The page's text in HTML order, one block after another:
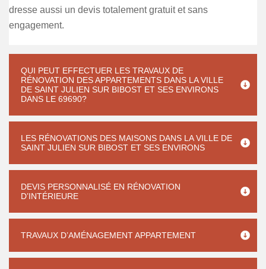
dresse aussi un devis totalement gratuit et sans
engagement.
QUI PEUT EFFECTUER LES TRAVAUX DE
RÉNOVATION DES APPARTEMENTS DANS LA VILLE
DE SAINT JULIEN SUR BIBOST ET SES ENVIRONS
DANS LE 69690?
LES RÉNOVATIONS DES MAISONS DANS LA VILLE DE
SAINT JULIEN SUR BIBOST ET SES ENVIRONS
DEVIS PERSONNALISÉ EN RÉNOVATION
D’INTÉRIEURE
TRAVAUX D’AMÉNAGEMENT APPARTEMENT